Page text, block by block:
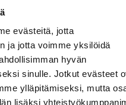
evästeitä, jotta
ja jotta voimme yksilöidä
hyvän
sinulle. Jotkut evästeet
ylläpitämiseksi, mutta
lisäksi